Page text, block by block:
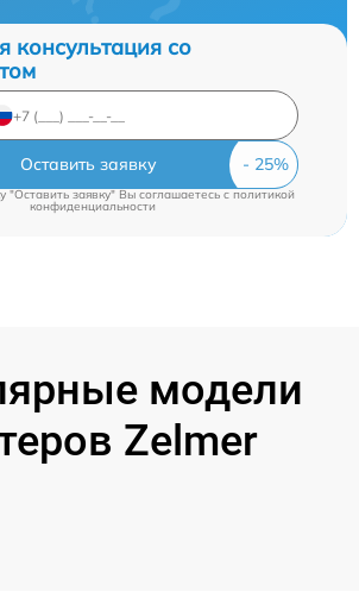
консультация со
Оставить заявку
"Оставить заявку" Вы соглашаетесь c политикой
конфиденциальности
модели
Zelmer